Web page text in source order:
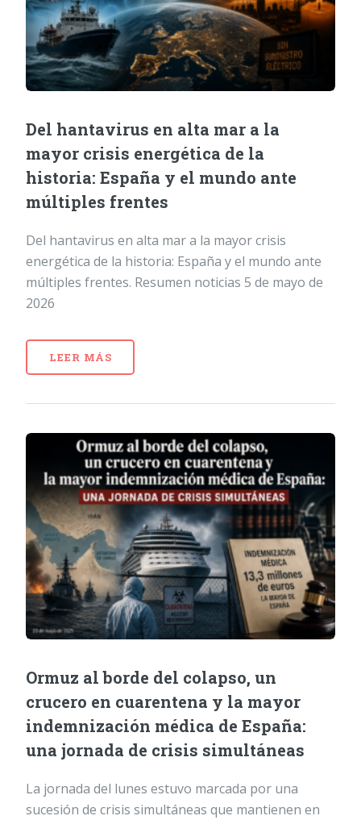
Del hantavirus en alta mar a la
mayor crisis energética de la
historia: España y el mundo ante
múltiples frentes
Del hantavirus en alta mar a la mayor crisis
energética de la historia: España y el mundo ante
múltiples frentes. Resumen noticias 5 de mayo de
2026
LEER MÁS
Ormuz al borde del colapso, un
crucero en cuarentena y la mayor
indemnización médica de España:
una jornada de crisis simultáneas
La jornada del lunes estuvo marcada por una
sucesión de crisis simultáneas que mantienen en